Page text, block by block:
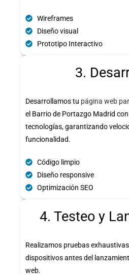
Wireframes
Diseño visual
Prototipo Interactivo
3.
Desarrollamos tu página web
el Barrio de Portazgo Madrid
tecnologías, garantizando
funcionalidad.
Código limpio
Diseño responsive
Optimización SEO
4. Testeo y
Realizamos pruebas
dispositivos antes del
web.